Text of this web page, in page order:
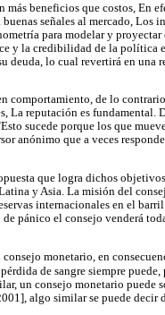
más beneficios que costos, En
señales al mercado, Los
para modelar y
y la credibilidad de la política
deuda, lo cual revertirá en una
comportamiento, de lo
La reputación es
sucede porque los que
anónimo que a veces
que logra dichos
y Asia. La misión del
internacionales en el
pánico el consejo venderá
monetario, en
de sangre siempre
un consejo monetario puede
algo similar se puede